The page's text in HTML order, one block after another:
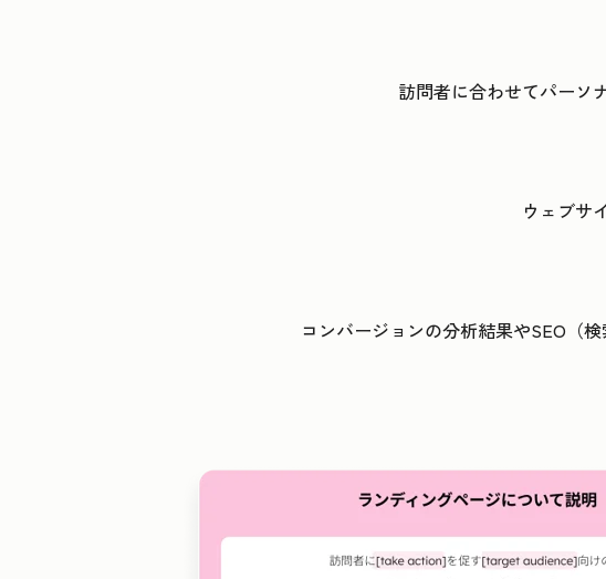
訪問者に合わせてパーソ
ウェブサ
コンバージョンの分析結果やSEO（